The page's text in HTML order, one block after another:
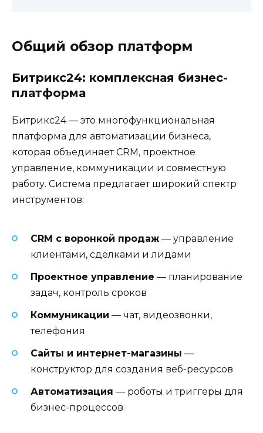
Общий обзор платформ
Битрикс24: комплексная бизнес-
платформа
Битрикс24 — это многофункциональная
платформа для автоматизации бизнеса,
которая объединяет CRM, проектное
управление, коммуникации и совместную
работу. Система предлагает широкий спектр
инструментов:
CRM с воронкой продаж — управление
клиентами, сделками и лидами
Проектное управление — планирование
задач, контроль сроков
Коммуникации — чат, видеозвонки,
телефония
Сайты и интернет-магазины —
конструктор для создания веб-ресурсов
Автоматизация — роботы и триггеры для
бизнес-процессов